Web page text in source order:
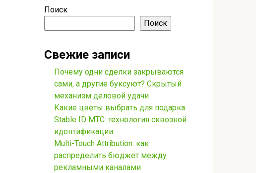
Поиск
Поиск
Свежие записи
Почему одни сделки закрываются
сами, а другие буксуют? Скрытый
механизм деловой удачи
Какие цветы выбрать для подарка
Stable ID МТС: технология сквозной
идентификации
Multi-Touch Attribution: как
распределить бюджет между
рекламными каналами